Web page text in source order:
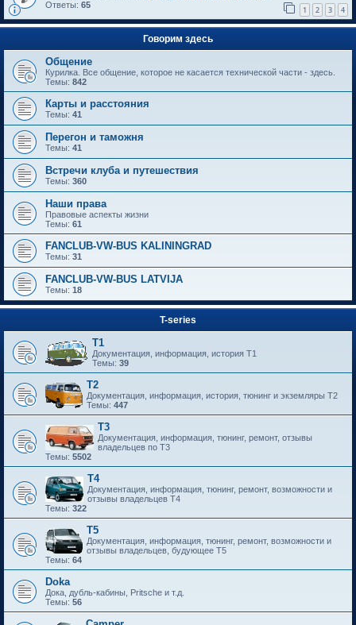
Ответы: 65 1 2 3 4
Говорим здесь
Общение
Курилка. Все общение, которое не касается технической части - здесь.
Темы: 842
Карты и расстояния
Темы: 41
Перегон и таможня
Темы: 41
Встречи клуба и путешествия
Темы: 360
Наши права
Правовые аспекты жизни
Темы: 61
FANCLUB-VW-BUS KALININGRAD
Темы: 31
FANCLUB-VW-BUS LATVIJA
Темы: 18
T-series
T1
Документация, информация, история T1
Темы: 39
T2
Документация, информация, история, тюнинг и экземляры T2
Темы: 447
T3
Документация, информация, тюнинг, ремонт, отзывы
владельцев по T3
Темы: 5502
T4
Документация, информация, тюнинг, ремонт, возможности и
отзывы владельцев T4
Темы: 322
T5
Документация, информация, тюнинг, ремонт, возможности и
отзывы владельцев, будующее T5
Темы: 64
Doka
Дока, дубль-кабины, Pritsche и т.д.
Темы: 56